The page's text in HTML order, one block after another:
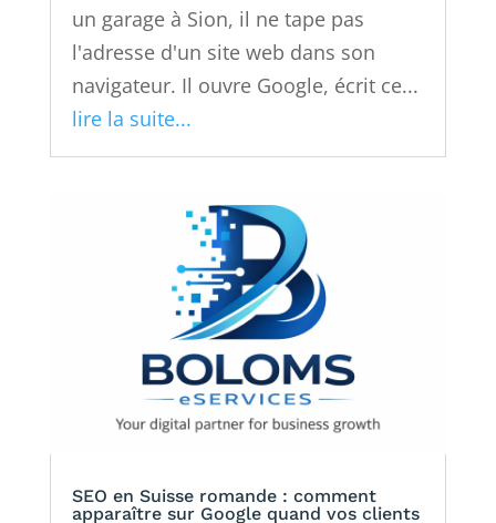
un garage à Sion, il ne tape pas
l'adresse d'un site web dans son
navigateur. Il ouvre Google, écrit ce...
lire la suite...
SEO en Suisse romande : comment
apparaître sur Google quand vos clients